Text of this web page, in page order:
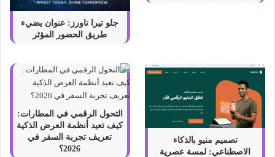
جلو تيرا تاورز: عنوان يضيء
طريق الحضور المؤثر
تصميم منيو بالذكاء
الاصطناعي: لمسة عصرية
التحول الرقمي في المطارات:
كيف تعيد أنظمة العرض الذكية
تعريف تجربة السفر في
2026؟